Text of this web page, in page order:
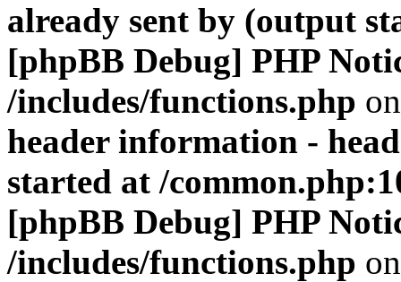
already sent by (output
[phpBB Debug] PHP
/includes/functions.php
header information -
started at /
[phpBB Debug] PHP
/includes/functions.php